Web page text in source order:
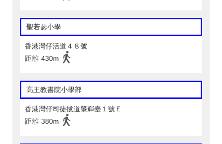
聖若瑟小學
香港灣仔活道４８號
距離 430m
高主教書院小學部
香港灣仔司徒拔道肇輝臺１號Ｅ
距離 380m